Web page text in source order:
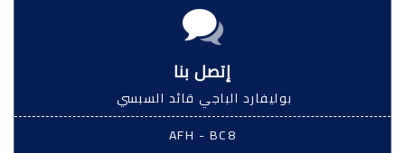
إتصل بنا
بوليفارد الباجي قائد السبسي
AFH - BC8